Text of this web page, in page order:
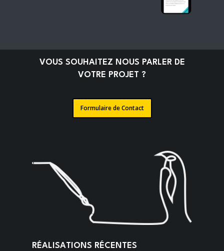
VOUS SOUHAITEZ NOUS PARLER DE
VOTRE PROJET ?
Formulaire de Contact
RÉAL ISAT O NS RÉC E N T ES